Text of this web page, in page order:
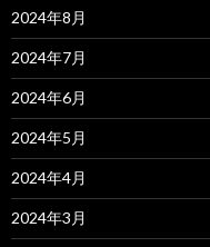
2024年8月
2024年7月
2024年6月
2024年5月
2024年4月
2024年3月